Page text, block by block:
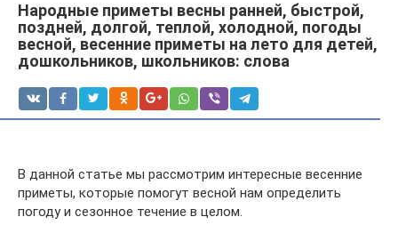
Народные приметы весны ранней, быстрой,
поздней, долгой, теплой, холодной, погоды
весной, весенние приметы на лето для детей,
дошкольников, школьников: слова
В данной статье мы рассмотрим интересные весенние
приметы, которые помогут весной нам определить
погоду и сезонное течение в целом.